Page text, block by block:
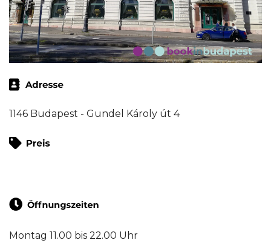
1146 Budapest - Gundel Károly út 4
Montag 11.00 bis 22.00 Uhr